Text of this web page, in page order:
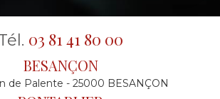
03 81 41 80 00
BESANÇON
de Palente - 25000 BESANÇON